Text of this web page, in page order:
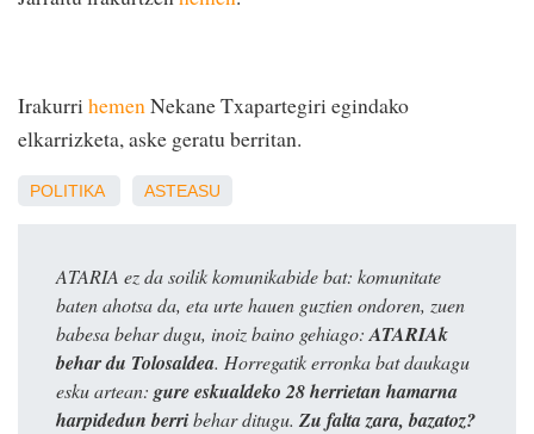
IrakurrihemenNekane Txapartegiri egindako
elkarrizketa, aske geratu berritan.
POLITIKA ASTEASU
ATARIA ez da soilik komunikabide bat: komunitate
baten ahotsa da, eta urte hauen guztien ondoren, zuen
babesa behar dugu, inoiz baino gehiago: ATARIAk
behar du Tolosaldea. Horregatik erronka bat daukagu
esku artean: gure eskualdeko 28 herrietan hamarna
harpidedun berribehar ditugu. Zu falta zara, bazatoz?